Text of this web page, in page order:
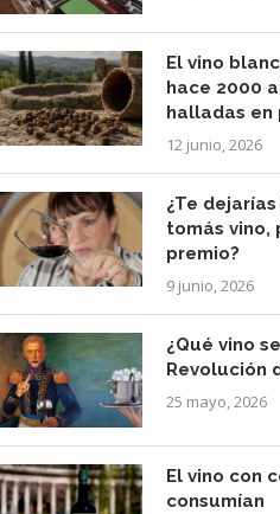
El vino
hace 2000
halladas en
12 junio, 2026
¿Te
tomás vino,
premio?
9 junio, 2026
¿Qué vino
Revolución
25 mayo, 2026
El vino con
consumían